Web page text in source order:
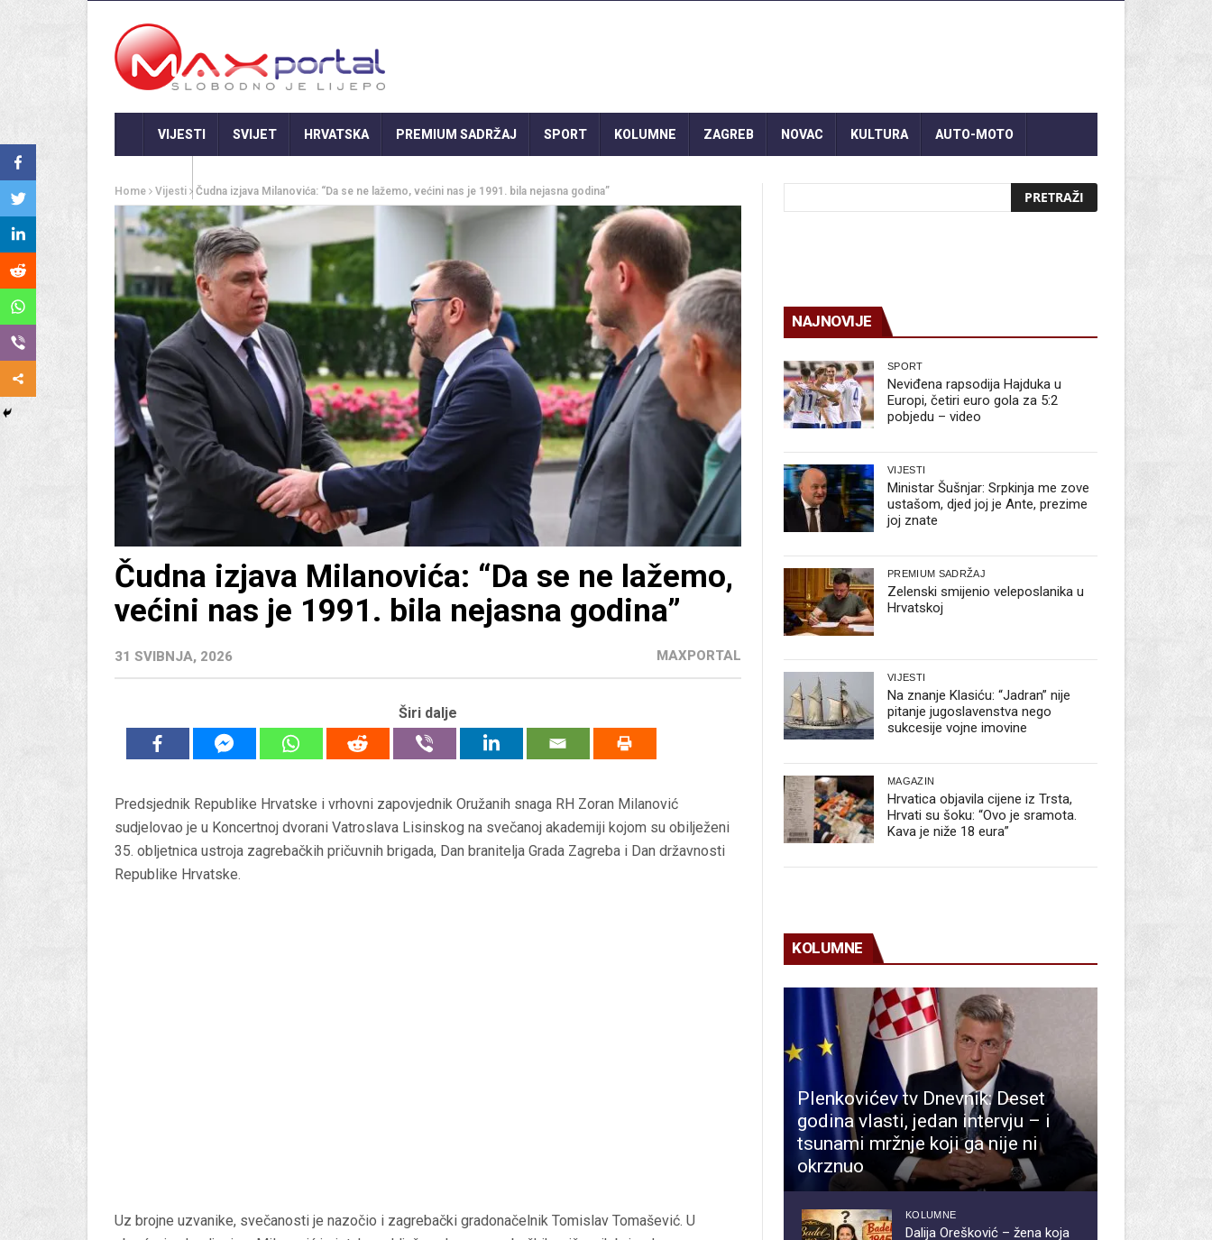
VIJESTI SVIJET HRVATSKA PREMIUM SADRŽAJ SPORT KOLUMNE ZAGREB NOVAC KULTURA AUTO-MOTO
Home Vijesti Čudna izjava Milanovića: “Da se ne lažemo, većini nas je 1991. bila nejasna godina”
Čudna izjava Milanovića: “Da se ne lažemo,
većini nas je 1991. bila nejasna godina”
31 SVIBNJA, 2026 MAXPORTAL
Širi dalje
Predsjednik Republike Hrvatske i vrhovni zapovjednik Oružanih snaga RH Zoran Milanović
sudjelovao je u Koncertnoj dvorani Vatroslava Lisinskog na svečanoj akademiji kojom su obilježeni
35. obljetnica ustroja zagrebačkih pričuvnih brigada, Dan branitelja Grada Zagreba i Dan državnosti
Republike Hrvatske.
Uz brojne uzvanike, svečanosti je nazočio i zagrebački gradonačelnik Tomislav Tomašević. U
NAJNOVIJE
SPORT
Neviđena rapsodija Hajduka u
Europi, četiri euro gola za 5:2
pobjedu – video
VIJESTI
Ministar Šušnjar: Srpkinja me zove
ustašom, djed joj je Ante, prezime
joj znate
PREMIUM SADRŽAJ
Zelenski smijenio veleposlanika u
Hrvatskoj
VIJESTI
Na znanje Klasiću: “Jadran” nije
pitanje jugoslavenstva nego
sukcesije vojne imovine
MAGAZIN
Hrvatica objavila cijene iz Trsta,
Hrvati su šoku: “Ovo je sramota.
Kava je niže 18 eura”
KOLUMNE
Plenkovićev tv Dnevnik: Deset
godina vlasti, jedan intervju – i
tsunami mržnje koji ga nije ni
okrznuo
KOLUMNE
Dalija Orešković – žena koja